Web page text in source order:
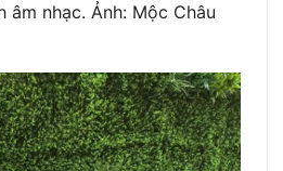
âm nhạc. Ảnh: Mộc Châu